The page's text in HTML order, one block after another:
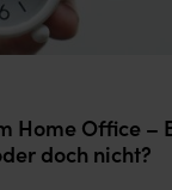
Home Office –
doch nicht?